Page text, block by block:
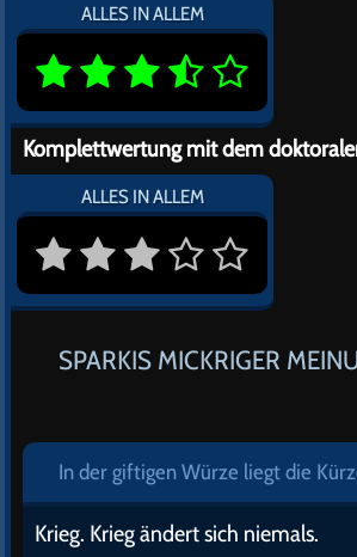
ALLES IN ALLEM
Komplettwertung mit dem
ALLES IN ALLEM
SPARKIS MICKRIGER
In der giftigen Würze liegt die
Krieg. Krieg ändert sich niemals.